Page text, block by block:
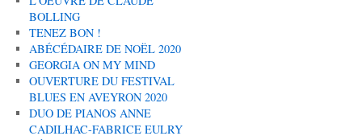
BOLLING
TENEZ BON !
ABÉCÉDAIRE DE NOËL 2020
GEORGIA ON MY MIND
OUVERTURE DU FESTIVAL
BLUES EN AVEYRON 2020
DUO DE PIANOS ANNE
CADILHAC-FABRICE EULRY